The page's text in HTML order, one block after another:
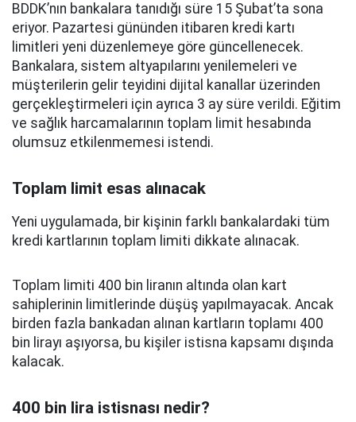
BDDK’nın bankalara tanıdığı süre 15 Şubat’ta sona
eriyor. Pazartesi gününden itibaren kredi kartı
limitleri yeni düzenlemeye göre güncellenecek.
Bankalara, sistem altyapılarını yenilemeleri ve
müşterilerin gelir teyidini dijital kanallar üzerinden
gerçekleştirmeleri için ayrıca 3 ay süre verildi. Eğitim
ve sağlık harcamalarının toplam limit hesabında
olumsuz etkilenmemesi istendi.
Toplam limit esas alınacak
Yeni uygulamada, bir kişinin farklı bankalardaki tüm
kredi kartlarının toplam limiti dikkate alınacak.
Toplam limiti 400 bin liranın altında olan kart
sahiplerinin limitlerinde düşüş yapılmayacak. Ancak
birden fazla bankadan alınan kartların toplamı 400
bin lirayı aşıyorsa, bu kişiler istisna kapsamı dışında
kalacak.
400 bin lira istisnası nedir?